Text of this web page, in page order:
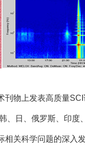
刊物上发表高质量
、日、俄罗斯、印
相关科学问题的深入